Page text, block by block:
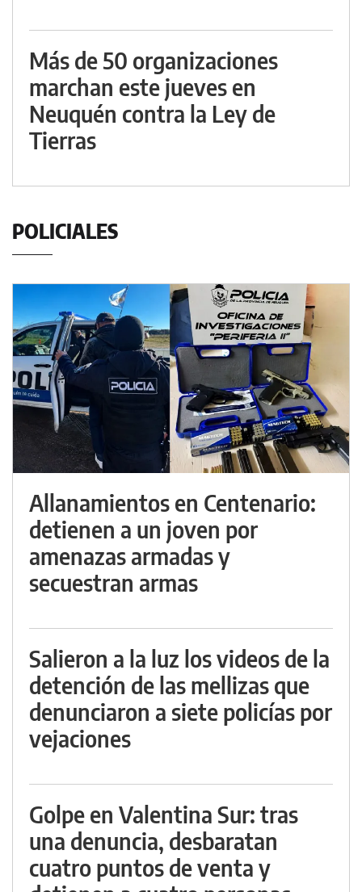
Más de 50 organizaciones
marchan este jueves en
Neuquén contra la Ley de
Tierras
POLICIALES
Allanamientos en Centenario:
detienen a un joven por
amenazas armadas y
secuestran armas
Salieron a la luz los videos de la
detención de las mellizas que
denunciaron a siete policías por
vejaciones
Golpe en Valentina Sur: tras
una denuncia, desbaratan
cuatro puntos de venta y